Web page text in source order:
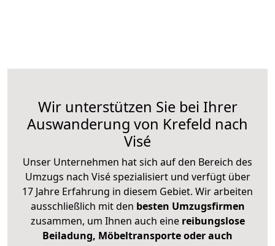
Wir unterstützen Sie bei Ihrer
Auswanderung von Krefeld nach
Visé
Unser Unternehmen hat sich auf den Bereich des
Umzugs nach Visé spezialisiert und verfügt über
17 Jahre Erfahrung in diesem Gebiet. Wir arbeiten
ausschließlich mit den besten Umzugsfirmen
zusammen, um Ihnen auch eine reibungslose
Beiladung, Möbeltransporte oder auch